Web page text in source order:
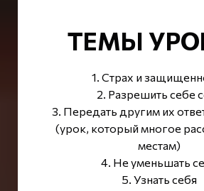
ТЕМЫ
1. Страх и
2. Разрешить себе
3. Передать другим их
(урок, который многое
местам)
4. Не уменьшать
5. Узнать себя